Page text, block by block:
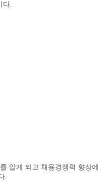
다.
알게 되고 채용경쟁력 향상에
.